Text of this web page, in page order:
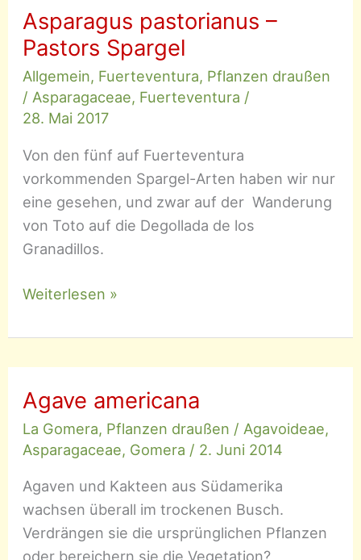
Asparagus pastorianus –
Pastors Spargel
Allgemein, Fuerteventura, Pflanzen draußen
/Asparagaceae, Fuerteventura /
28. Mai 2017
Von den fünf auf Fuerteventura
vorkommenden Spargel-Arten haben wir nur
eine gesehen, und zwar auf der Wanderung
von Toto auf die Degollada de los
Granadillos.
Asparagus
–
Pastors
Weiterlesen »
Agave americana
La Gomera, Pflanzen draußen / Agavoideae,
Asparagaceae, Gomera / 2. Juni 2014
Agaven und Kakteen aus Südamerika
wachsen überall im trockenen Busch.
Verdrängen sie die ursprünglichen Pflanzen
oder bereichern sie die Vegetation?